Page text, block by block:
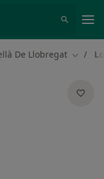
De Llobregat